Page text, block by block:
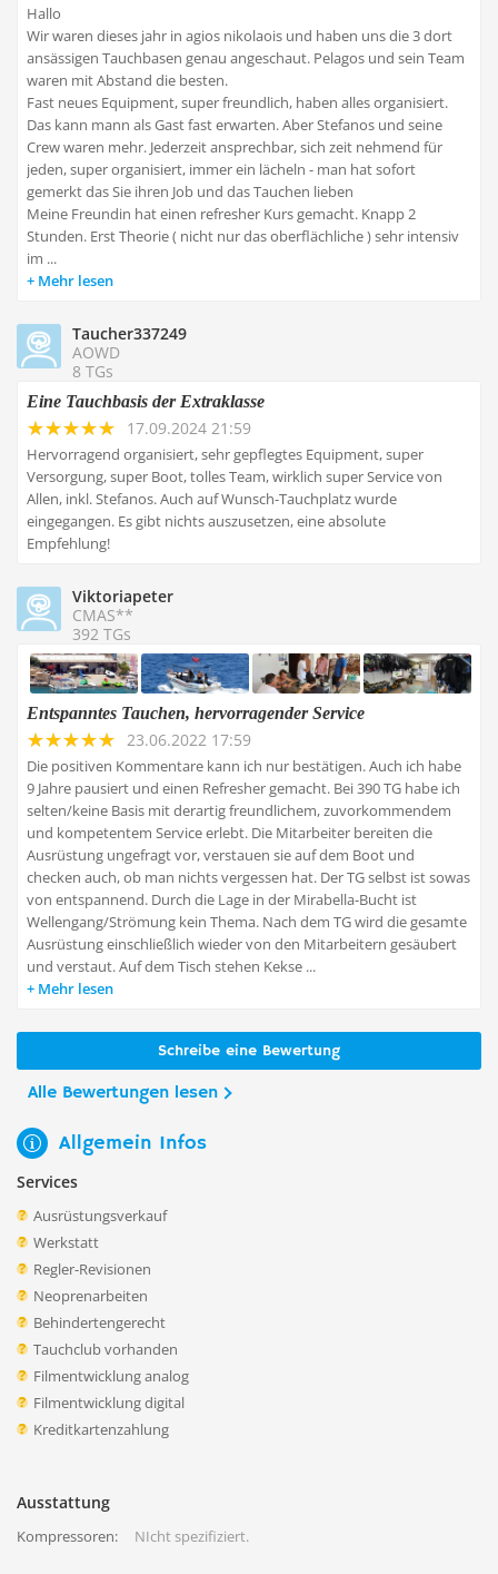
Hallo
Wir waren dieses jahr in agios nikolaois und haben uns die 3 dort
ansässigen Tauchbasen genau angeschaut. Pelagos und sein Team
waren mit Abstand die besten.
Fast neues Equipment, super freundlich, haben alles organisiert.
Das kann mann als Gast fast erwarten. Aber Stefanos und seine
Crew waren mehr. Jederzeit ansprechbar, sich zeit nehmend für
jeden, super organisiert, immer ein lächeln - man hat sofort
gemerkt das Sie ihren Job und das Tauchen lieben
Meine Freundin hat einen refresher Kurs gemacht. Knapp 2
Stunden. Erst Theorie ( nicht nur das oberflächliche ) sehr intensiv
im ...
Mehr lesen
Taucher337249
AOWD
8 TGs
Eine Tauchbasis der Extraklasse
17.09.2024 21:59
Hervorragend organisiert, sehr gepflegtes Equipment, super
Versorgung, super Boot, tolles Team, wirklich super Service von
Allen, inkl. Stefanos. Auch auf Wunsch-Tauchplatz wurde
eingegangen. Es gibt nichts auszusetzen, eine absolute
Empfehlung!
Viktoriapeter
CMAS**
392 TGs
Entspanntes Tauchen, hervorragender Service
23.06.2022 17:59
Die positiven Kommentare kann ich nur bestätigen. Auch ich habe
9 Jahre pausiert und einen Refresher gemacht. Bei 390 TG habe ich
selten/keine Basis mit derartig freundlichem, zuvorkommendem
und kompetentem Service erlebt. Die Mitarbeiter bereiten die
Ausrüstung ungefragt vor, verstauen sie auf dem Boot und
checken auch, ob man nichts vergessen hat. Der TG selbst ist sowas
von entspannend. Durch die Lage in der Mirabella-Bucht ist
Wellengang/Strömung kein Thema. Nach dem TG wird die gesamte
Ausrüstung einschließlich wieder von den Mitarbeitern gesäubert
und verstaut. Auf dem Tisch stehen Kekse ...
Mehr lesen
Schreibe eine Bewertung
Alle Bewertungen lesen
Allgemein Infos
Services
Ausrüstungsverkauf
Werkstatt
Regler-Revisionen
Neoprenarbeiten
Behindertengerecht
Tauchclub vorhanden
Filmentwicklung analog
Filmentwicklung digital
Kreditkartenzahlung
Ausstattung
Kompressoren: NIcht spezifiziert.